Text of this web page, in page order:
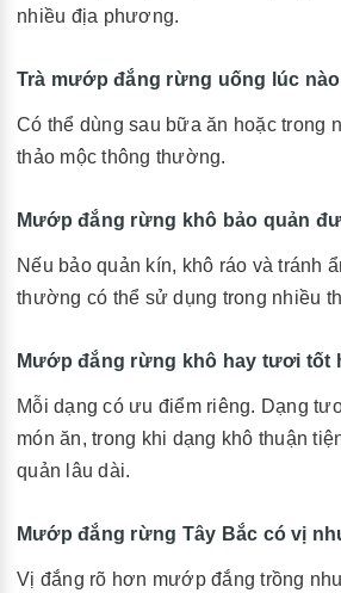
nhiều địa phương.
Trà mướp đắng rừng uống lúc
Có thể dùng sau bữa ăn hoặc trong
thảo mộc thông thường.
Mướp đắng rừng khô bảo quản
Nếu bảo quản kín, khô ráo và tránh
thường có thể sử dụng trong nhiều
Mướp đắng rừng khô hay tươi tốt
Mỗi dạng có ưu điểm riêng. Dạng
món ăn, trong khi dạng khô thuận
quản lâu dài.
Mướp đắng rừng Tây Bắc có vị
Vị đắng rõ hơn mướp đắng trồng